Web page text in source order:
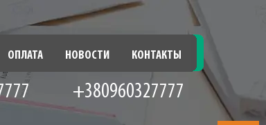
ОПЛАТА НОВОСТИ КОНТАКТЫ
+380960327777